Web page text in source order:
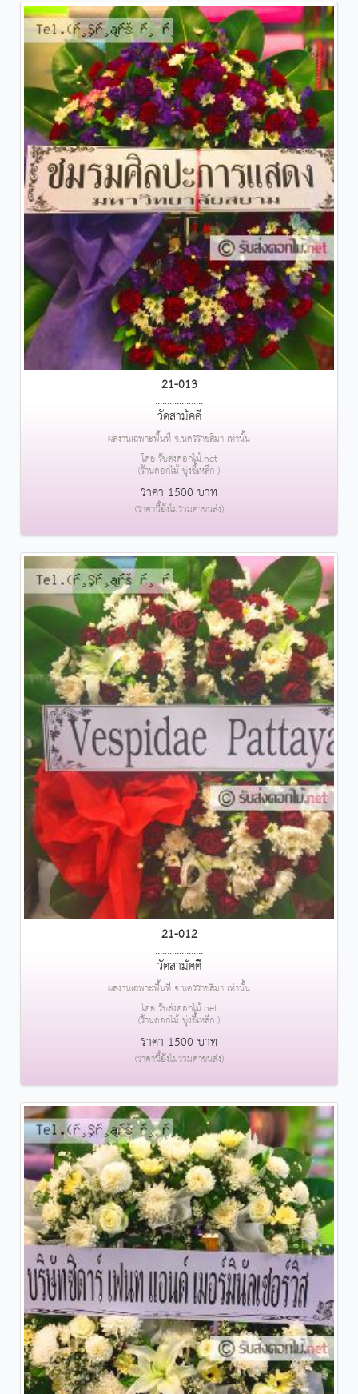
21-013
....................
วัดสามัคคี
ผลงานเฉพาะพื้นที่ จ.นครราชสีมา เท่านั้น
โดย รับส่งดอกไม้.net
(ร้านดอกไม้ บุ่งขี้เหล็ก )
ราคา 1500 บาท
(ราคานี้ยังไม่รวมค่าขนส่ง)
21-012
....................
วัดสามัคคี
ผลงานเฉพาะพื้นที่ จ.นครราชสีมา เท่านั้น
โดย รับส่งดอกไม้.net
(ร้านดอกไม้ บุ่งขี้เหล็ก )
ราคา 1500 บาท
(ราคานี้ยังไม่รวมค่าขนส่ง)